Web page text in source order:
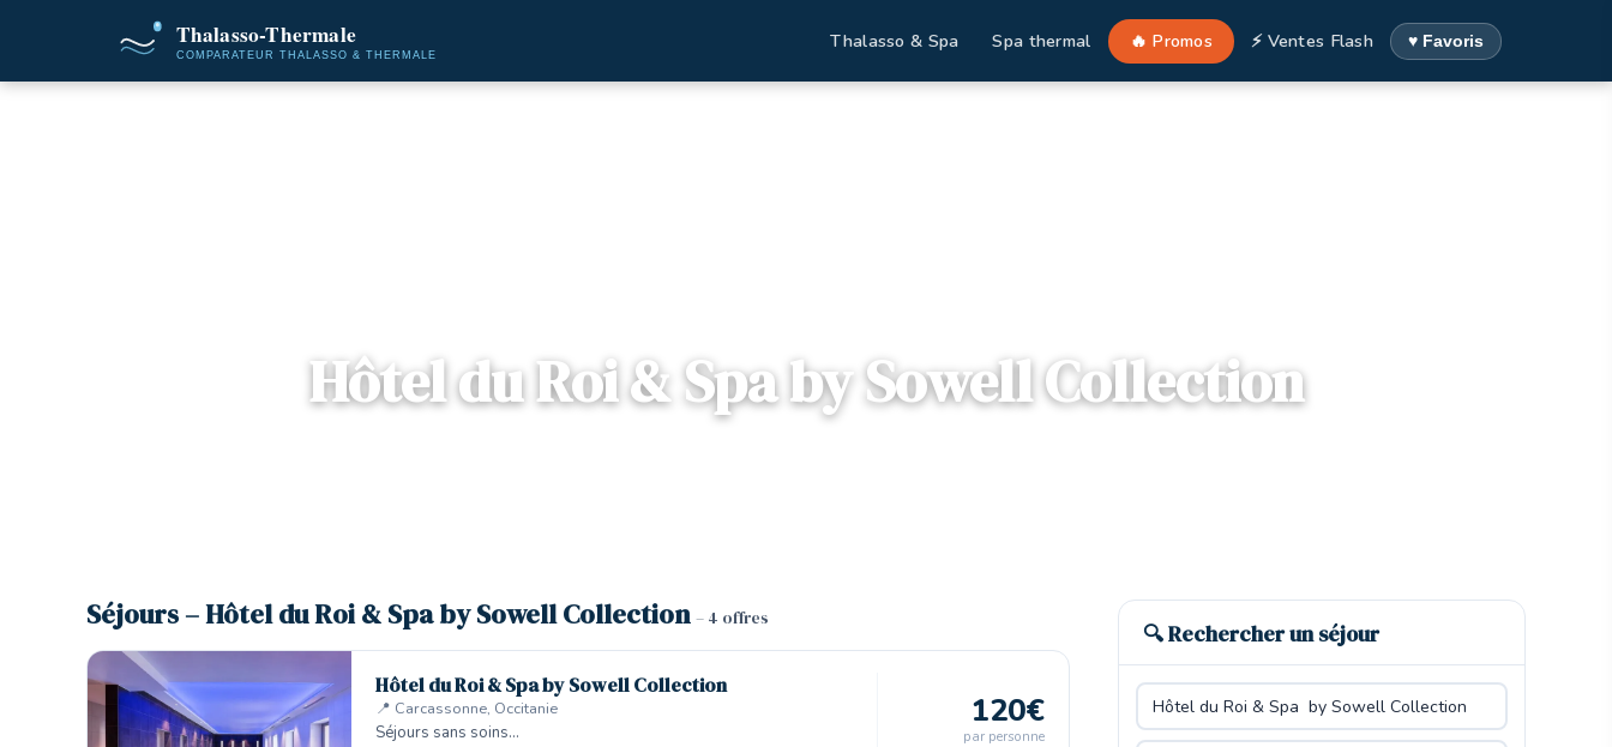
Thalasso & Spa Spa thermal 🔥 Promos ⚡ Ventes Flash ♥ Favoris
Hôtel du Roi & Spa by Sowell Collection
Séjours – Hôtel du Roi & Spa by Sowell Collection – 4 offres
Hôtel du Roi & Spa by Sowell Collection
📍 Carcassonne, Occitanie
Séjours sans soins…
120€
par personne
🔍 Rechercher un séjour